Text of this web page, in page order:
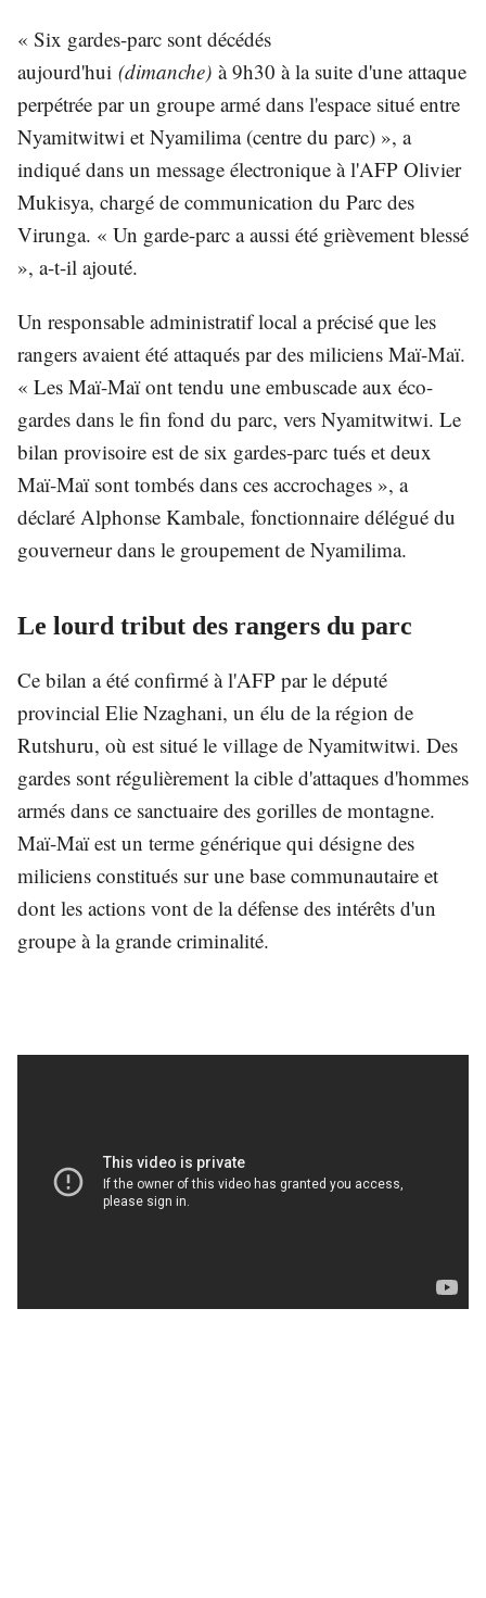
« Six gardes-parc sont décédés
aujourd'hui (dimanche) à 9h30 à la suite d'une attaque
perpétrée par un groupe armé dans l'espace situé entre
Nyamitwitwi et Nyamilima (centre du parc) », a
indiqué dans un message électronique à l'AFP Olivier
Mukisya, chargé de communication du Parc des
Virunga. « Un garde-parc a aussi été grièvement blessé
», a-t-il ajouté.
Un responsable administratif local a précisé que les
rangers avaient été attaqués par des miliciens Maï-Maï.
« Les Maï-Maï ont tendu une embuscade aux éco-
gardes dans le fin fond du parc, vers Nyamitwitwi. Le
bilan provisoire est de six gardes-parc tués et deux
Maï-Maï sont tombés dans ces accrochages », a
déclaré Alphonse Kambale, fonctionnaire délégué du
gouverneur dans le groupement de Nyamilima.
Le lourd tribut des rangers du parc
Ce bilan a été confirmé à l'AFP par le député
provincial Elie Nzaghani, un élu de la région de
Rutshuru, où est situé le village de Nyamitwitwi. Des
gardes sont régulièrement la cible d'attaques d'hommes
armés dans ce sanctuaire des gorilles de montagne.
Maï-Maï est un terme générique qui désigne des
miliciens constitués sur une base communautaire et
dont les actions vont de la défense des intérêts d'un
groupe à la grande criminalité.